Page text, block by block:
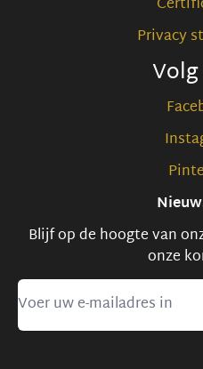
Privacy
Blijf op de hoogte van
onze